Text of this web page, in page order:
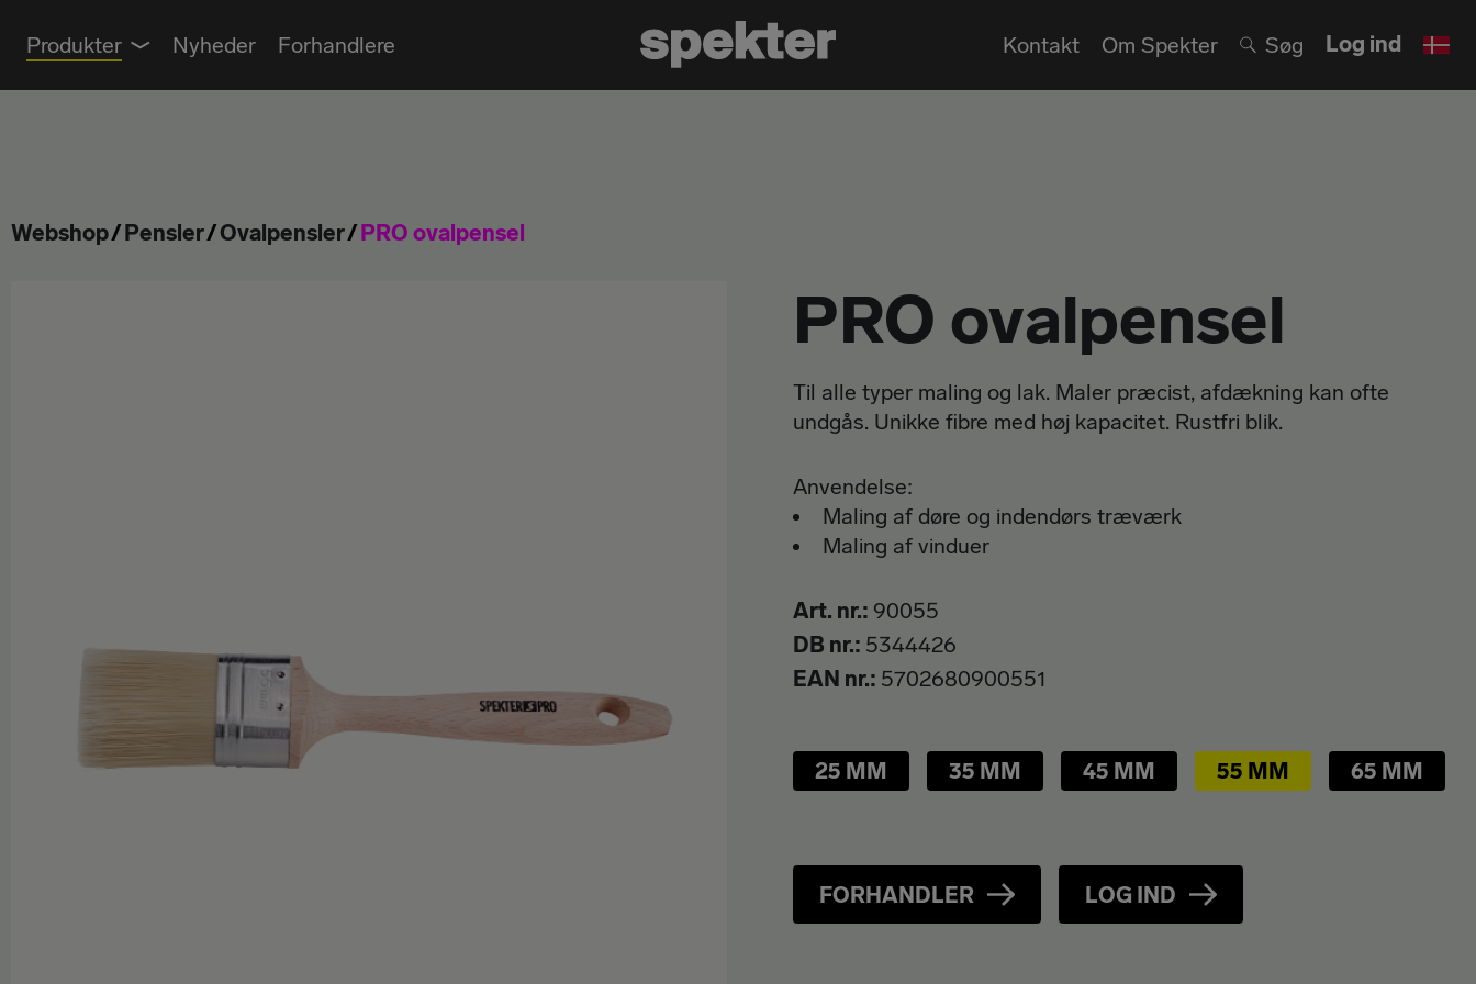
Produkter Nyheder Forhandlere Kontakt Om Spekter Søg Log ind
Webshop Pensler Ovalpensler PRO ovalpensel
PRO ovalpensel
Til alle typer maling og lak. Maler præcist, afdækning kan ofte
undgås. Unikke fibre med høj kapacitet. Rustfri blik.
Anvendelse:
Maling af døre og indendørs træværk
Maling af vinduer
Art. nr. 90055
DB nr. 5344426
EAN nr. 5702680900551
25 MM 35 MM 45 MM 55 MM 65 MM
FORHANDLER LOG IND